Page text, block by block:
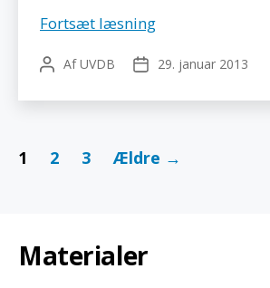
Fortsæt læsningKaskelot
Biologiforbundet
Indlægsforfatter
AfUVDB Indlægsdato
29. januar 2013
Indlægsinddeling
1 2 3 Ældre →
Materialer